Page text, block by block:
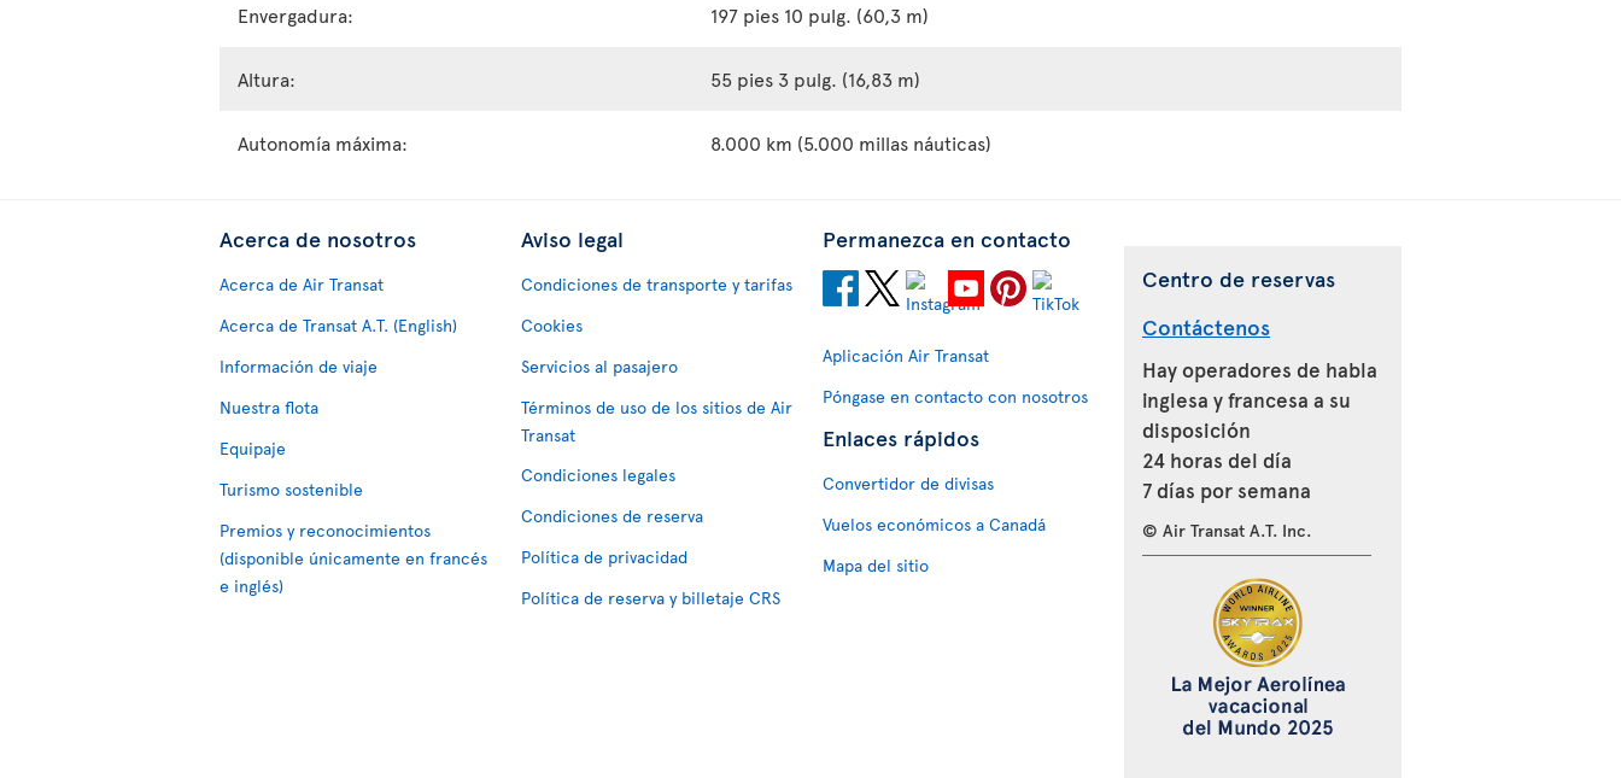
Envergadura: 197 pies 10 pulg. (60,3 m)
Altura: 55 pies 3 pulg. (16,83 m)
Autonomía máxima: 8.000 km (5.000 millas náuticas)
Acerca de nosotros
Acerca de Air Transat
Acerca de Transat A.T. (English)
Información de viaje
Nuestra flota
Equipaje
Turismo sostenible
Premios y reconocimientos
(disponible únicamente en francés
e inglés)
Aviso legal
Condiciones de transporte y tarifas
Cookies
Servicios al pasajero
Términos de uso de los sitios de Air
Transat
Condiciones legales
Condiciones de reserva
Política de privacidad
Política de reserva y billetaje CRS
Permanezca en contacto
Aplicación Air Transat
Póngase en contacto con nosotros
Enlaces rápidos
Convertidor de divisas
Vuelos económicos a Canadá
Mapa del sitio
Centro de reservas
Contáctenos
Hay operadores de habla
inglesa y francesa a su
disposición
24 horas del día
7 días por semana
© Air Transat A.T. Inc.